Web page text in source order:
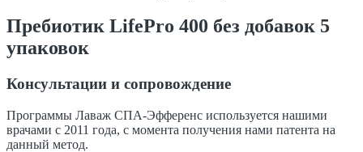
Пребиотик LifePro 400 без добавок 5
упаковок
Консультации и сопровождение
Программы Лаваж СПА-Эфференс используется нашими
врачами с 2011 года, с момента получения нами патента на
данный метод.